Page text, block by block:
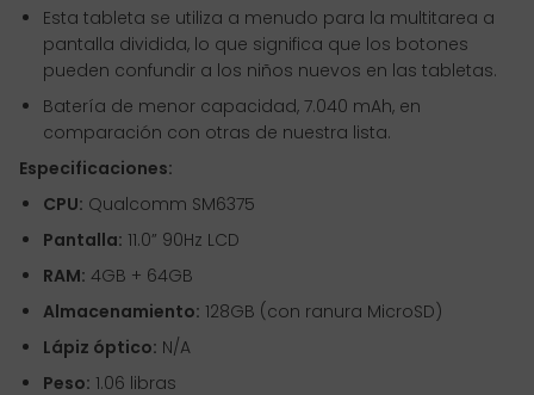
Esta tableta se utiliza a menudo para la multitarea a
pantalla dividida, lo que significa que los botones
pueden confundir a los niños nuevos en las tabletas.
Batería de menor capacidad, 7.040 mAh, en
comparación con otras de nuestra lista.
Especificaciones:
CPU: Qualcomm SM6375
Pantalla: 11.0” 90Hz LCD
RAM: 4GB + 64GB
Almacenamiento: 128GB (con ranura MicroSD)
Lápiz óptico: N/A
Peso: 1.06 libras